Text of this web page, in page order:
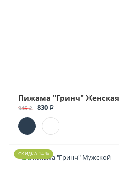
Пижама "Гринч" Женская
945 ₽ 830 ₽
СКИДКА 14 %